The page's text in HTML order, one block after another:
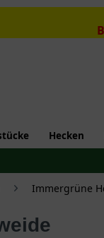
Hecken
Immergrüne